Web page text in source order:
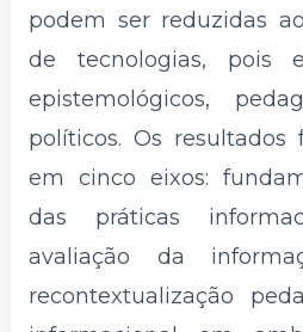
podem ser reduzidas
de tecnologias, pois
epistemológicos,
políticos. Os resultados
em cinco eixos:
das práticas
avaliação da
recontextualização